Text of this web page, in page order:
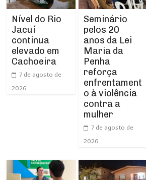
Nível do Rio
Jacuí
continua
elevado em
Cachoeira
7 de agosto de
2026
Seminário
pelos 20
anos da Lei
Maria da
Penha
reforça
enfrentament
o à violência
contra a
mulher
7 de agosto de
2026